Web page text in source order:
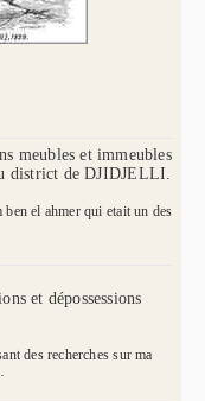
meubles et immeubles
district de DJIDJELLI.
el ahmer qui etait un des
et dépossessions
des recherches sur ma